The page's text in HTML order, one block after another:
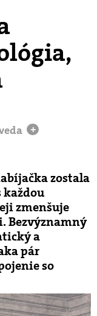
+
zostala
každou
zmenšuje
Bezvýznamný
a
pár
so